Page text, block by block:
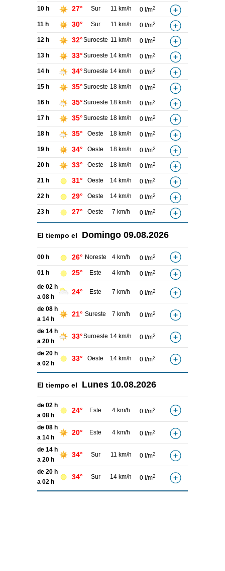
10 h 27° Sur 11 km/h 0 l/m2
11 h 30° Sur 11 km/h 0 l/m2
12 h 32°Suroeste 11 km/h 0 l/m2
13 h 33°Suroeste 14 km/h 0 l/m2
14 h 34°Suroeste 14 km/h 0 l/m2
15 h 35°Suroeste 18 km/h 0 l/m2
16 h 35°Suroeste 18 km/h 0 l/m2
17 h 35°Suroeste 18 km/h 0 l/m2
18 h 35° Oeste 18 km/h 0 l/m2
19 h 34° Oeste 18 km/h 0 l/m2
20 h 33° Oeste 18 km/h 0 l/m2
21 h 31° Oeste 14 km/h 0 l/m2
22 h 29° Oeste 14 km/h 0 l/m2
23 h 27° Oeste 7 km/h 0 l/m2
El tiempo el Domingo 09.08.2026
00 h 26° Noreste 4 km/h 0 l/m2
01 h 25° Este 4 km/h 0 l/m2
de 02 h
a 08 h
24° Este 7 km/h 0 l/m2
de 08 h
a 14 h
21° Sureste 7 km/h 0 l/m2
de 14 h
a 20 h
33°Suroeste 14 km/h 0 l/m2
de 20 h
a 02 h
33° Oeste 14 km/h 0 l/m2
El tiempo el Lunes 10.08.2026
de 02 h
a 08 h
24° Este 4 km/h 0 l/m2
de 08 h
a 14 h
20° Este 4 km/h 0 l/m2
de 14 h
a 20 h
34° Sur 11 km/h 0 l/m2
de 20 h
a 02 h
34° Sur 14 km/h 0 l/m2